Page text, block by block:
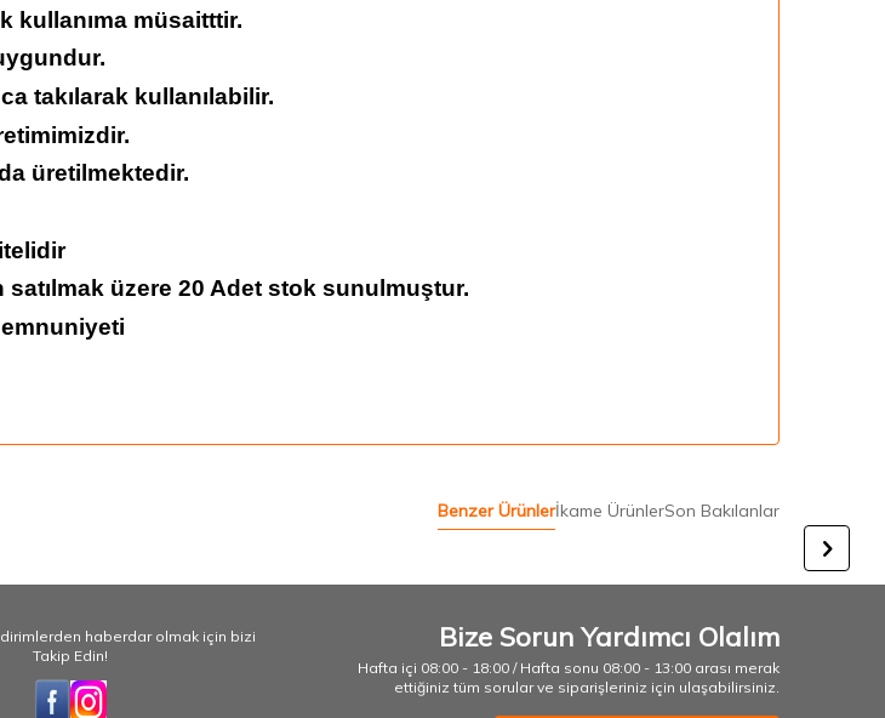
kullanıma müsaitttir.
takılarak kullanılabilir.
üretilmektedir.
satılmak üzere 20 Adet stok sunulmuştur.
Benzer Ürünlerİkame ÜrünlerSon Bakılanlar
haberdar olmak için bizi
Takip Edin!
Bize Sorun Yardımcı Olalım
Hafta içi 08:00 - 18:00 / Hafta sonu 08:00 - 13:00 arası merak
ettiğiniz tüm sorular ve siparişleriniz için ulaşabilirsiniz.